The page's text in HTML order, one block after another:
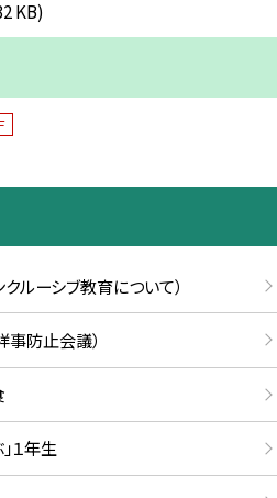
KB)
ルーシブ教育について）
防止会議）
１年生